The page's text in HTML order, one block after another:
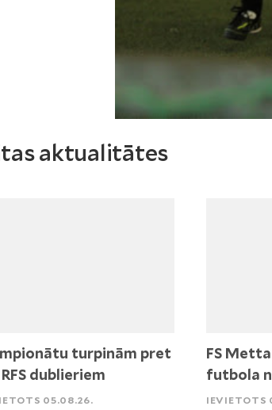
aktualitātes
turpinām pret
RFS dublieriem
05.08.26.
FS
futbola
IEVIETOTS